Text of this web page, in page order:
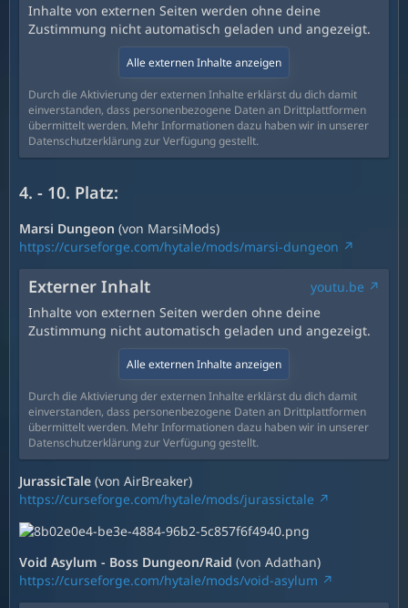
Inhalte von externen Seiten werden ohne deine
Zustimmung nicht automatisch geladen und angezeigt.
Alle externen Inhalte anzeigen
Durch die Aktivierung der externen Inhalte erklärst du dich damit
einverstanden, dass personenbezogene Daten an Drittplattformen
übermittelt werden. Mehr Informationen dazu haben wir in unserer
Datenschutzerklärung zur Verfügung gestellt.
4. - 10. Platz:
Marsi Dungeon (von MarsiMods)
https://curseforge.com/hytale/mods/marsi-dungeon
Externer Inhalt
youtu.be
Inhalte von externen Seiten werden ohne deine
Zustimmung nicht automatisch geladen und angezeigt.
Alle externen Inhalte anzeigen
Durch die Aktivierung der externen Inhalte erklärst du dich damit
einverstanden, dass personenbezogene Daten an Drittplattformen
übermittelt werden. Mehr Informationen dazu haben wir in unserer
Datenschutzerklärung zur Verfügung gestellt.
JurassicTale (von AirBreaker)
https://curseforge.com/hytale/mods/jurassictale
Void Asylum - Boss Dungeon/Raid (von Adathan)
https://curseforge.com/hytale/mods/void-asylum